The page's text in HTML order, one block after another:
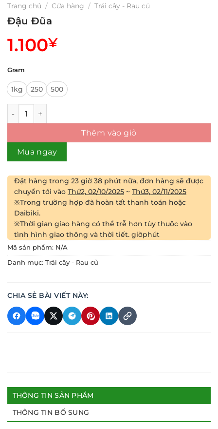
Trang chủ / Cửa hàng / Trái cây - Rau củ
Đậu Đũa
1.100¥
Gram
1kg 250 500
Đậu Đũa số lượng
Thêm vào giỏ
Mua ngay
Đặt hàng trong 23 giờ 38 phút nữa, đơn hàng sẽ được
chuyển tới vào Thứ2, 02/10/2025 ~ Thứ3, 02/11/2025
※Trong trường hợp đã hoàn tất thanh toán hoặc
Daibiki.
※Thời gian giao hàng có thể trễ hơn tùy thuộc vào
tình hình giao thông và thời tiết. giờphút
Mã sản phẩm: N/A
Danh mục: Trái cây - Rau củ
CHIA SẺ BÀI VIẾT NÀY:
THÔNG TIN SẢN PHẨM
THÔNG TIN BỔ SUNG